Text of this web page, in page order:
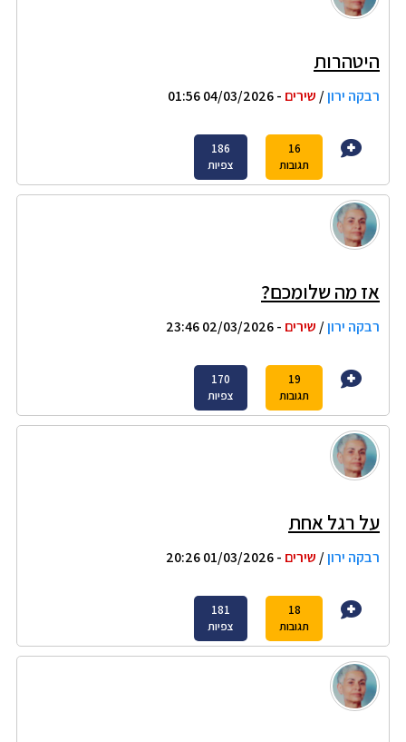
היטהרות
רבקה ירון/ שירים - 04/03/2026 01:56
16
תגובות
186
צפיות
אז מה שלומכם?
רבקה ירון/ שירים - 02/03/2026 23:46
19
תגובות
170
צפיות
על רגל אחת
רבקה ירון/ שירים - 01/03/2026 20:26
18
תגובות
181
צפיות